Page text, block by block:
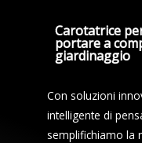
Carotatrice
portare a
giardinaggio
Con soluzioni
intelligente di
semplifichiamo la